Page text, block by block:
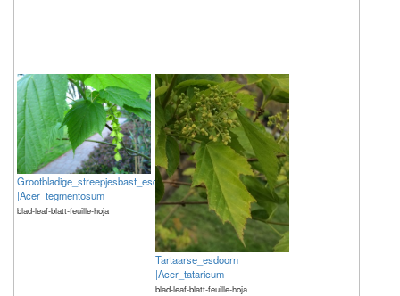
Grootbladige_streepjesbast_esdoorn
|Acer_tegmentosum
blad-leaf-blatt-feuille-hoja
Tartaarse_esdoorn
|Acer_tataricum
blad-leaf-blatt-feuille-hoja